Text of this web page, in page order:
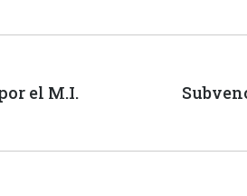
el M.I.
Next